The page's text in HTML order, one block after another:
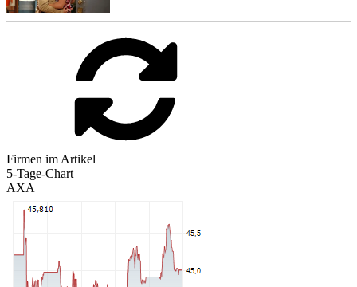
Firmen im Artikel
5-Tage-Chart
AXA